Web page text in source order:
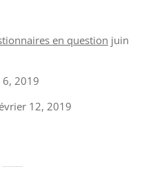
en question juin
6, 2019
12, 2019